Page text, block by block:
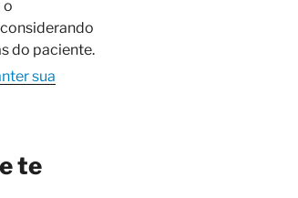
o
do paciente.
sua
te